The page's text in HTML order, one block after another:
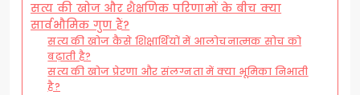
सत्य की खोज और शैक्षणिक परिणामों के बीच क्या
सार्वभौमिक गुण हैं?
सत्य की खोज कैसे शिक्षार्थियों में आलोचनात्मक सोच को
बढ़ाती है?
सत्य की खोज प्रेरणा और संलग्नता में क्या भूमिका निभाती
है?